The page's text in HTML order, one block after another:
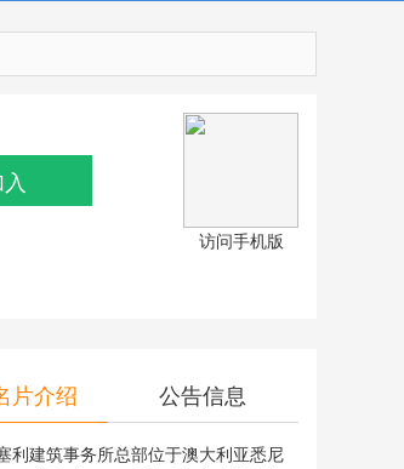
访问手机版
片介绍 公告信息
利建筑事务所总部位于澳大利亚悉尼